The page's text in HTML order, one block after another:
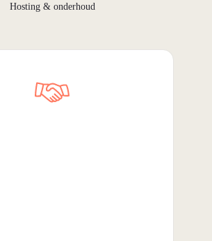
Hosting & onderhoud